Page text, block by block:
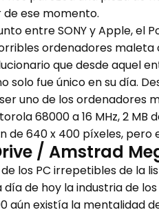
ese momento.
entre SONY y Apple, el
ordenadores
que desde aquel
solo fue único en su día.
uno de los ordenadores
68000 a 16 MHz, 2
de 640 x 400 píxeles,
/ Amstrad
los PC irrepetibles de la
de hoy la industria de
aún existía la mentalidad